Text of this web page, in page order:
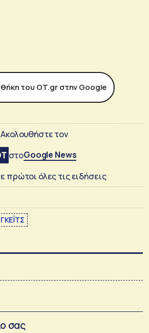
του ΟΤ.gr στην Google
Ακολουθήστε τον
στοGoogle News
πρώτοι όλες τις ειδήσεις
σας